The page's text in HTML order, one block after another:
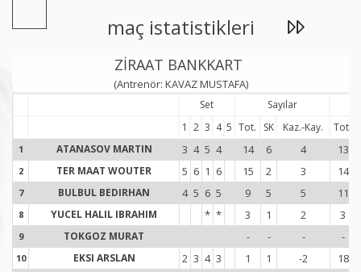
maç istatistikleri
ZİRAAT BANKKART
(Antrenör: KAVAZ MUSTAFA)
Set Sayılar
1 2 3 4 5 Tot. SK Kaz.-Kay. Tot.
1 ATANASOV MARTIN 3 4 5 4 14 6 4 13
2 TER MAAT WOUTER 5 6 1 6 15 2 3 14
7 BULBUL BEDIRHAN 4 5 6 5 9 5 5 11
8 YUCEL HALIL IBRAHIM * * 3 1 2 3
9 TOKGOZ MURAT - - - -
10 EKSI ARSLAN 2 3 4 3 1 1 -2 18